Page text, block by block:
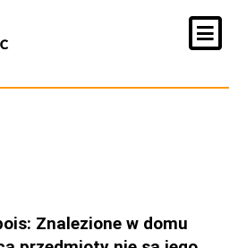
Znalezione w domu